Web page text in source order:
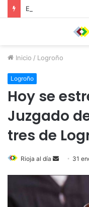
Inicio / Logroño
Logroño
Hoy se
Juzgado
tres de
Rioja al día
n
d
31